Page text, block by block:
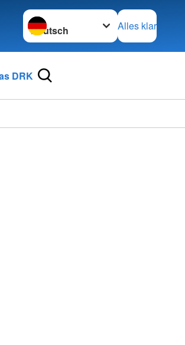
Sprache wechseln zu
Alles klar
DRK